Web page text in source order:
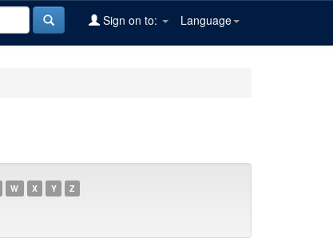
Language
Sign on to:
W X Y Z